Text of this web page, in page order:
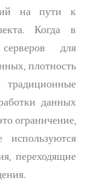
на пути к
Когда в
для
плотность
данных
ограничение,
переходящие